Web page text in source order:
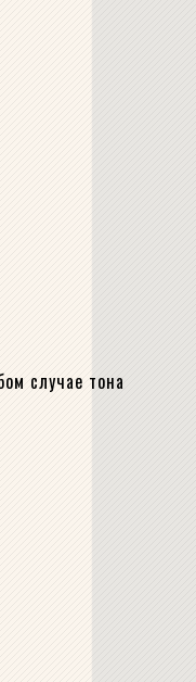
случае тона